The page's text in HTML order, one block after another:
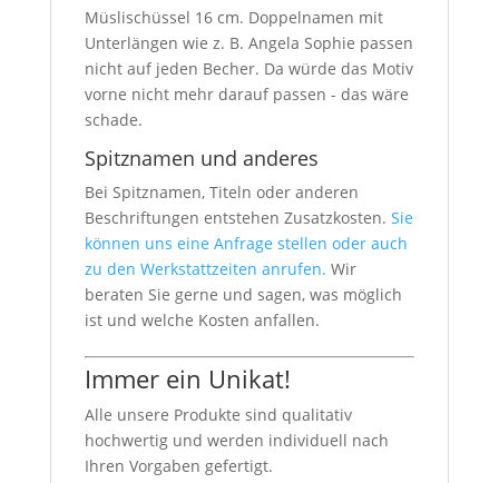
Müslischüssel 16 cm. Doppelnamen mit
Unterlängen wie z. B. Angela Sophie passen
nicht auf jeden Becher. Da würde das Motiv
vorne nicht mehr darauf passen - das wäre
schade.
Spitznamen und anderes
Bei Spitznamen, Titeln oder anderen
Beschriftungen entstehen Zusatzkosten. Sie
können uns eine Anfrage stellen oder auch
zu den Werkstattzeiten anrufen. Wir
beraten Sie gerne und sagen, was möglich
ist und welche Kosten anfallen.
Immer ein Unikat!
Alle unsere Produkte sind qualitativ
hochwertig und werden individuell nach
Ihren Vorgaben gefertigt.